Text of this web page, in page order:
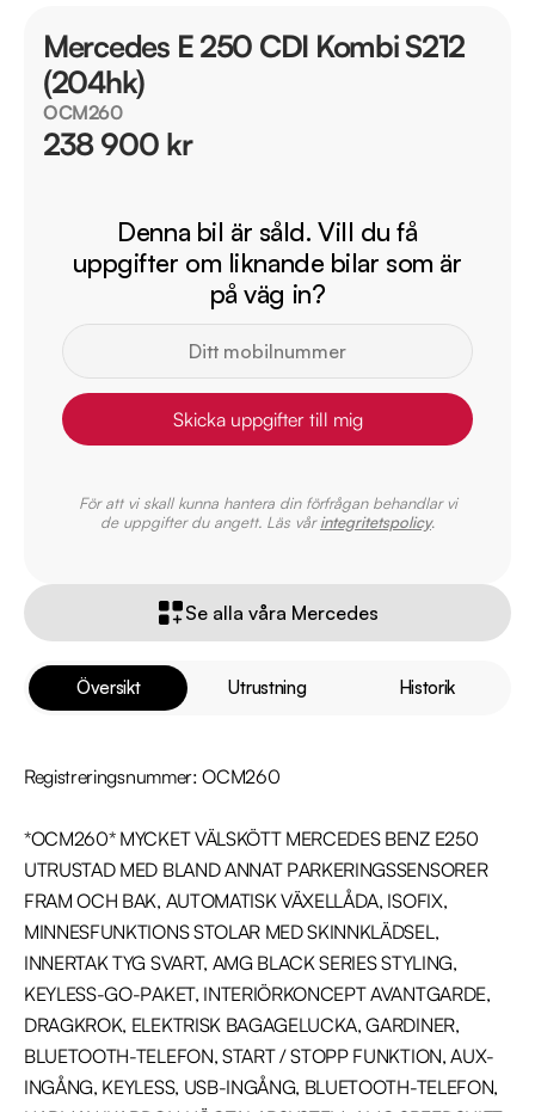
Översikt Utrustning Historik
Registreringsnummer: OCM260
*OCM260* MYCKET VÄLSKÖTT MERCEDES BENZ E250
UTRUSTAD MED BLAND ANNAT PARKERINGSSENSORER
FRAM OCH BAK, AUTOMATISK VÄXELLÅDA, ISOFIX,
MINNESFUNKTIONS STOLAR MED SKINNKLÄDSEL,
INNERTAK TYG SVART, AMG BLACK SERIES STYLING,
KEYLESS-GO-PAKET, INTERIÖRKONCEPT AVANTGARDE,
DRAGKROK, ELEKTRISK BAGAGELUCKA, GARDINER,
BLUETOOTH-TELEFON, START / STOPP FUNKTION, AUX-
INGÅNG, KEYLESS, USB-INGÅNG, BLUETOOTH-TELEFON,
Mercedes E 250 CDI Kombi S212
(204hk)
OCM260
238 900 kr
Denna bil är såld. Vill du få
uppgifter om liknande bilar som är
på väg in?
Skicka uppgifter till mig
För att vi skall kunna hantera din förfrågan behandlar vi
de uppgifter du angett. Läs vårintegritetspolicy.
Se alla våra Mercedes